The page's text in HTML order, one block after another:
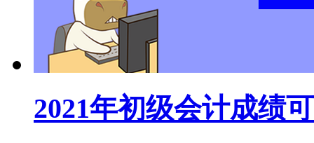
2021年初级会计成绩